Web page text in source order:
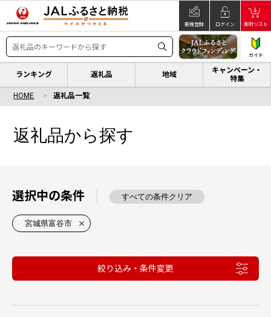
新規登録 ログイン 寄附リスト
ガイド
ランキング 返礼品 地域
キャンペーン・
特集
HOME 返礼品一覧
返礼品から探す
選択中の条件 すべての条件クリア
宮城県富谷市
絞り込み・条件変更